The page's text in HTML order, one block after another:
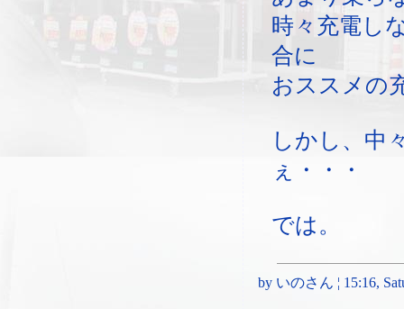
時々充電し
合に
おススメの
しかし、中
ぇ・・・
では。
by いのさん ¦ 15:16,